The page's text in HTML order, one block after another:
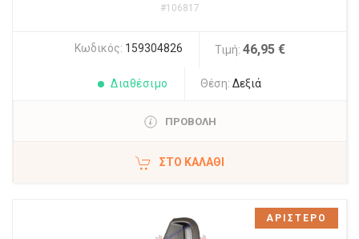
#106817
Κωδικός: 159304826 Τιμή: 46,95 €
Διαθέσιμο Θέση: Δεξιά
ΠΡΟΒΟΛΗ
ΣΤΟ ΚΑΛΆΘΙ
ΑΡΙΣΤΕΡΟ